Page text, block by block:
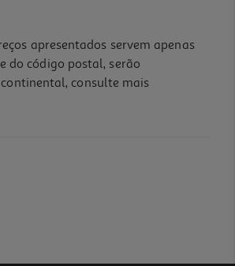
apresentados servem apenas
do código postal, serão
consulte mais